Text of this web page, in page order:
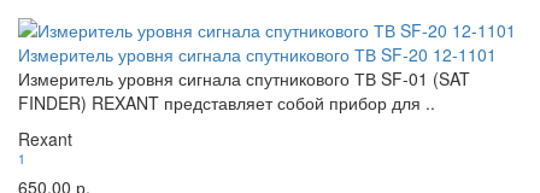
Измеритель уровня сигнала спутникового ТВ SF-20 12-1101
Измеритель уровня сигнала спутникового ТВ SF-01 (SAT
FINDER) REXANT представляет собой прибор для ..
Rexant
1
650.00 р.